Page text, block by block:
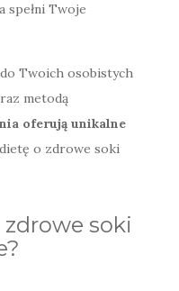
spełni Twoje
Twoich osobistych
metodą
oferują unikalne
o zdrowe soki
soki